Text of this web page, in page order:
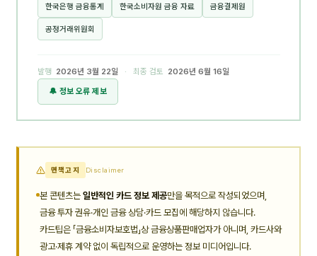
한국은행 금융통계 한국소비자원 금융 자료 금융결제원
공정거래위원회
발행 2026년 3월 22일 · 최종 검토 2026년 6월 16일
🔔 정보 오류 제보
면책고지 Disclaimer
본 콘텐츠는 일반적인 카드 정보 제공만을 목적으로 작성되었으며,
금융 투자 권유·개인 금융 상담·카드 모집에 해당하지 않습니다.
카드팁은 「금융소비자보호법」상 금융상품판매업자가 아니며, 카드사와
광고·제휴 계약 없이 독립적으로 운영하는 정보 미디어입니다.